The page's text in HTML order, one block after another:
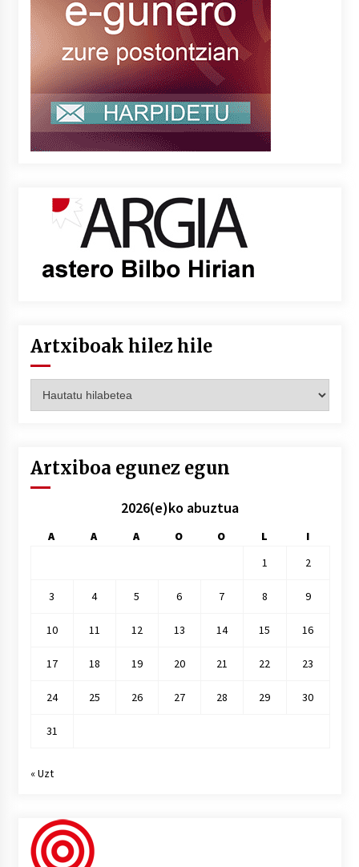
Artxiboak hilez hile
hilez
Artxiboa egunez egun
2026(e)ko abuztua
A A A O O L
I
1
2
3 4 5 6 7 8 9
10 11 12 13 14 15 16
17 18 19 20 21 22 23
24 25 26 27 28 29 30
31
« Uzt